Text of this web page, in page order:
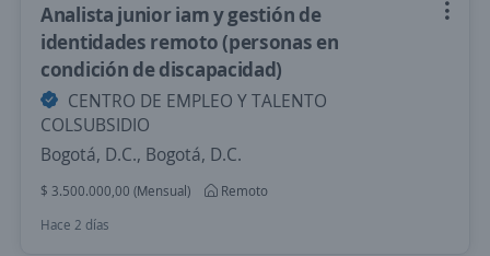
Analista junior iam y gestión de
identidades remoto (personas en
condición de discapacidad)
CENTRO DE EMPLEO Y TALENTO
COLSUBSIDIO
Bogotá, D.C., Bogotá, D.C.
$ 3.500.000,00 (Mensual)
Remoto
Hace 2 días